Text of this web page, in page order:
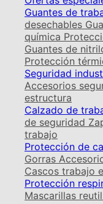
Guantes de
desechables
química
Guantes de
Protección
Seguridad
Accesorios
estructura
Calzado de
de seguridad
trabajo
Protección de
Gorras
Cascos trabajo
Protección
Mascarillas